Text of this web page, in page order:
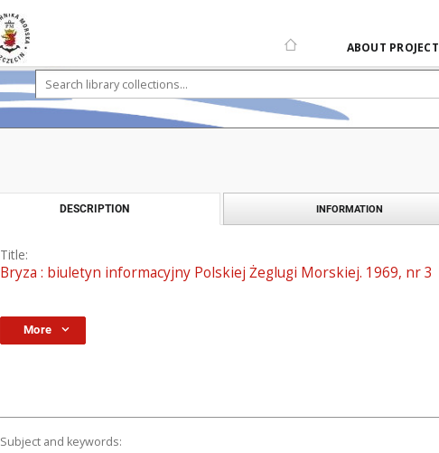
ABOUT PROJECT
DESCRIPTION INFORMATION
Title:
Bryza : biuletyn informacyjny Polskiej Żeglugi Morskiej. 1969, nr 3
More
Subject and keywords: